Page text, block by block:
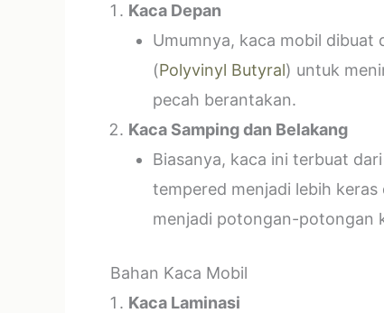
Kaca Depan
Umumnya, kaca mobil dibuat
(Polyvinyl Butyral) untuk
pecah berantakan.
Kaca Samping dan Belakang
Biasanya, kaca ini terbuat
tempered menjadi lebih
menjadi potongan-potongan
Bahan Kaca Mobil
Kaca Laminasi